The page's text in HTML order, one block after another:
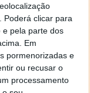
Poderá clicar para
e pela parte dos
Em
pormenorizadas e
ou recusar o
processamento